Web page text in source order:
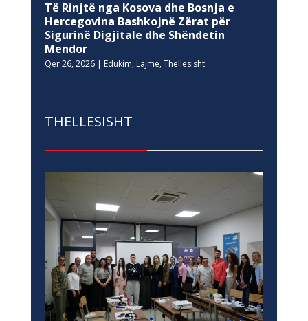
Të Rinjtë nga Kosova dhe Bosnja e
Hercegovina Bashkojnë Zërat për
Sigurinë Digjitale dhe Shëndetin
Mendor
Qer 26, 2026| Edukim, Lajme, Thellesisht
THELLESISHT